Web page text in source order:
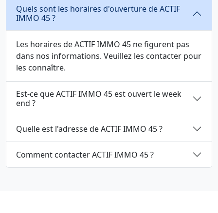
Quels sont les horaires d'ouverture de ACTIF
IMMO 45 ?
Les horaires de ACTIF IMMO 45 ne figurent pas
dans nos informations. Veuillez les contacter pour
les connaître.
Est-ce que ACTIF IMMO 45 est ouvert le week
end ?
Quelle est l'adresse de ACTIF IMMO 45 ?
Comment contacter ACTIF IMMO 45 ?